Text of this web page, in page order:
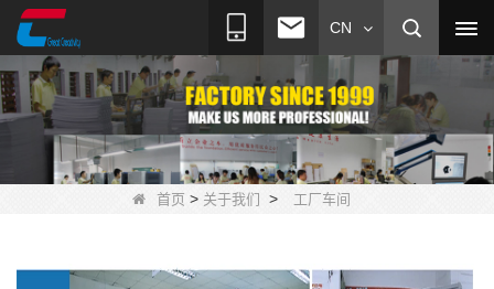
CN
首页 > 关于我们 > 工厂车间